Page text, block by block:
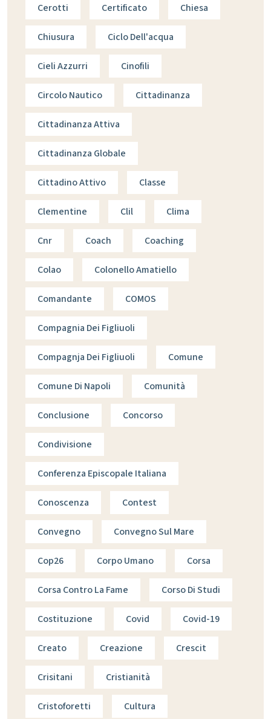
Cerotti Certificato Chiesa
Chiusura Ciclo Dell'acqua
Cieli Azzurri Cinofili
Circolo Nautico Cittadinanza
Cittadinanza Attiva
Cittadinanza Globale
Cittadino Attivo Classe
Clementine Clil Clima
Cnr Coach Coaching
Colao Colonello Amatiello
Comandante COMOS
Compagnia Dei Figliuoli
Compagnja Dei Figliuoli Comune
Comune Di Napoli Comunità
Conclusione Concorso
Condivisione
Conferenza Episcopale Italiana
Conoscenza Contest
Convegno Convegno Sul Mare
Cop26 Corpo Umano Corsa
Corsa Contro La Fame Corso Di Studi
Costituzione Covid Covid-19
Creato Creazione Crescit
Crisitani Cristianità
Cristoforetti Cultura